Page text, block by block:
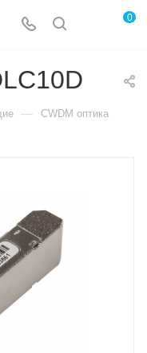
0
— CWDM оптика